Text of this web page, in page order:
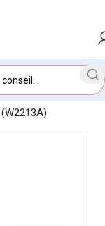
HP 207A